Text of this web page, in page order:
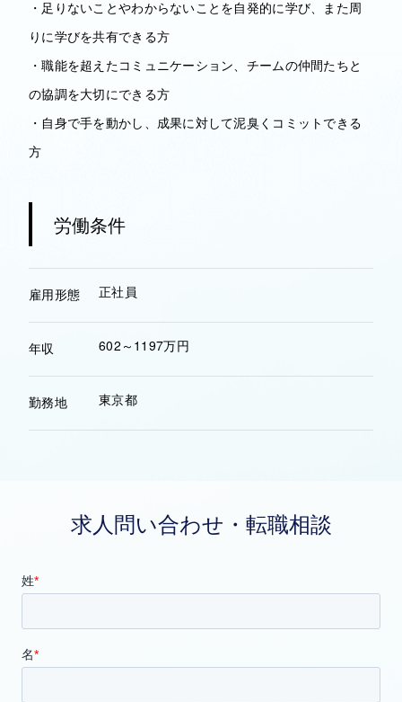
・足りないことやわからないことを自発的に学び、また周
りに学びを共有できる方
・職能を超えたコミュニケーション、チームの仲間たちと
の協調を大切にできる方
・自身で手を動かし、成果に対して泥臭くコミットできる
方
労働条件
雇用形態 正社員
年収 602～1197万円
勤務地 東京都
求人問い合わせ・転職相談